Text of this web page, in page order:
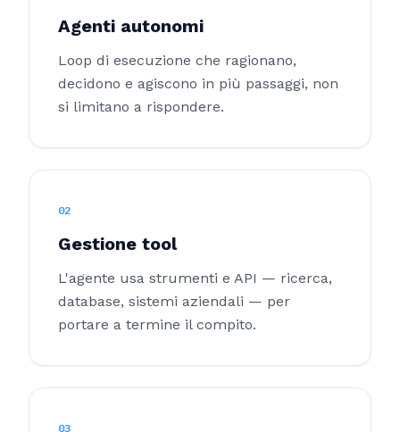
Agenti autonomi
Loop di esecuzione che ragionano,
decidono e agiscono in più passaggi, non
si limitano a rispondere.
02
Gestione tool
L'agente usa strumenti e API — ricerca,
database, sistemi aziendali — per
portare a termine il compito.
03